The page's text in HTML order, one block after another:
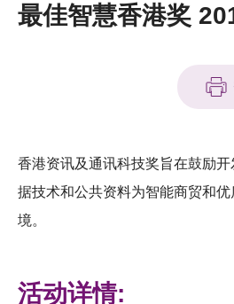
科技分享
会籍
最佳智慧香港奖
香港资讯及通讯科技奖旨在鼓励
据技术和公共资料为智能商贸和
境。
活动详情: